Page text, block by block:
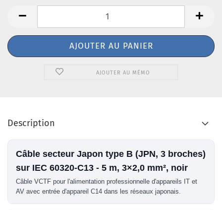
AJOUTER AU MÉMO
Description
Câble secteur Japon type B (JPN, 3 broches)
sur IEC 60320-C13 - 5 m, 3×2,0 mm², noir
Câble VCTF pour l'alimentation professionnelle d'appareils IT et
AV avec entrée d'appareil C14 dans les réseaux japonais.